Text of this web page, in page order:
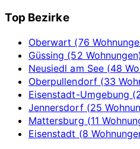
Top Bezirke
Oberwart (76
Güssing (52 Wohnungen)
Neusiedl am See (48
Oberpullendorf (33
Eisenstadt-Umgebung
Jennersdorf (25
Mattersburg (11
Eisenstadt (8